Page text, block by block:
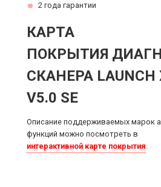
2 года гарантии
КАРТА
ПОКРЫТИЯ
СКАНЕРА LAUNCH
V5.0 SE
Описание поддерживаемых марок
функций можно посмотреть в
интерактивной карте покрытия.